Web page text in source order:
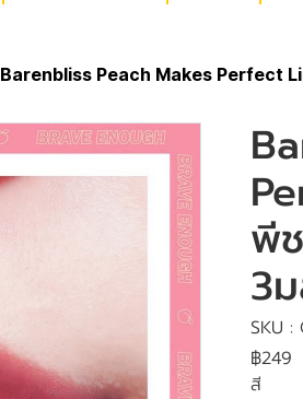
Barenbliss Peach Makes Perfect
พี
3
SKU :
฿249
สี